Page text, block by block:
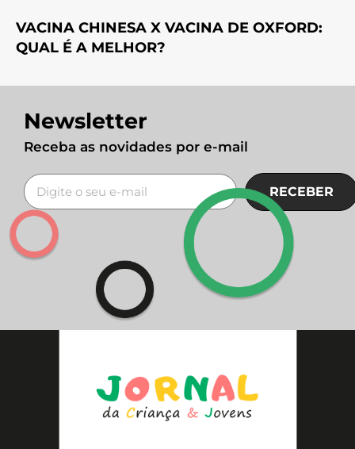
VACINA CHINESA X VACINA DE OXFORD:
QUAL É A MELHOR?
Newsletter
Receba as novidades por e-mail
RECEBER